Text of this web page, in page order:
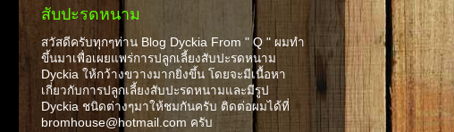
สับปะรดหนาม
สวัสดีครับทุกๆท่าน Blog Dyckia From " Q " ผมทำ
ขึ้นมาเพื่อเผยแพร่การปลูกเลี้ยงสับปะรดหนาม
Dyckia ให้กว้างขวางมากยิ่งขึ้น โดยจะมีเนื้อหา
เกี่ยวกับการปลูกเลี้ยงสับปะรดหนามและมีรูป
Dyckia ชนิดต่างๆมาให้ชมกันครับ ติดต่อผมได้ที่
bromhouse@hotmail.com ครับ